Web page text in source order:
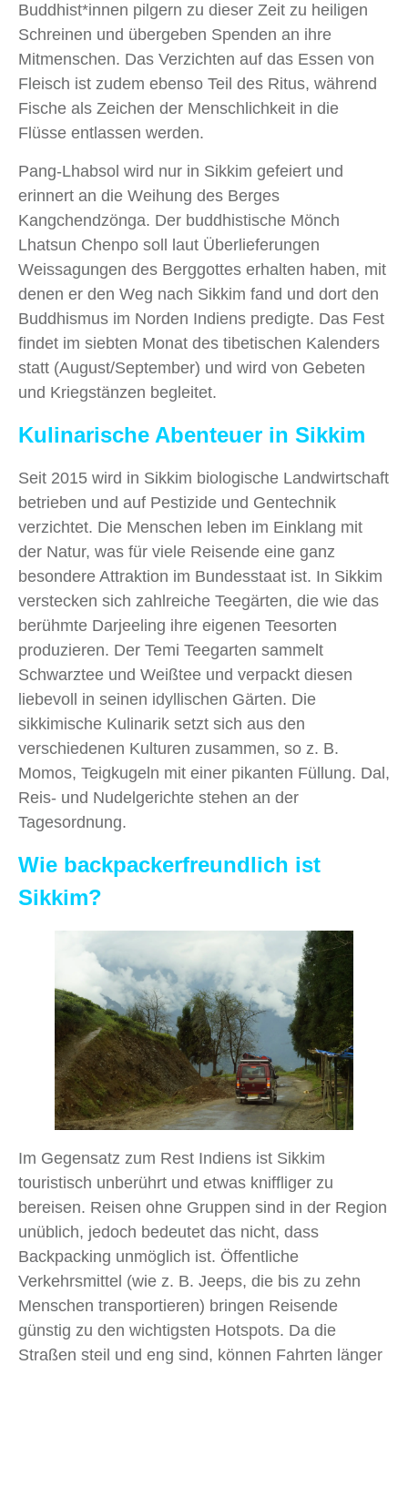
Buddhist*innen pilgern zu dieser Zeit zu heiligen
Schreinen und übergeben Spenden an ihre
Mitmenschen. Das Verzichten auf das Essen von
Fleisch ist zudem ebenso Teil des Ritus, während
Fische als Zeichen der Menschlichkeit in die
Flüsse entlassen werden.
Pang-Lhabsol wird nur in Sikkim gefeiert und
erinnert an die Weihung des Berges
Kangchendzönga. Der buddhistische Mönch
Lhatsun Chenpo soll laut Überlieferungen
Weissagungen des Berggottes erhalten haben, mit
denen er den Weg nach Sikkim fand und dort den
Buddhismus im Norden Indiens predigte. Das Fest
findet im siebten Monat des tibetischen Kalenders
statt (August/September) und wird von Gebeten
und Kriegstänzen begleitet.
Kulinarische Abenteuer in Sikkim
Seit 2015 wird in Sikkim biologische Landwirtschaft
betrieben und auf Pestizide und Gentechnik
verzichtet. Die Menschen leben im Einklang mit
der Natur, was für viele Reisende eine ganz
besondere Attraktion im Bundesstaat ist. In Sikkim
verstecken sich zahlreiche Teegärten, die wie das
berühmte Darjeeling ihre eigenen Teesorten
produzieren. Der Temi Teegarten sammelt
Schwarztee und Weißtee und verpackt diesen
liebevoll in seinen idyllischen Gärten. Die
sikkimische Kulinarik setzt sich aus den
verschiedenen Kulturen zusammen, so z. B.
Momos, Teigkugeln mit einer pikanten Füllung. Dal,
Reis- und Nudelgerichte stehen an der
Tagesordnung.
Wie backpackerfreundlich ist
Sikkim?
Im Gegensatz zum Rest Indiens ist Sikkim
touristisch unberührt und etwas kniffliger zu
bereisen. Reisen ohne Gruppen sind in der Region
unüblich, jedoch bedeutet das nicht, dass
Backpacking unmöglich ist. Öffentliche
Verkehrsmittel (wie z. B. Jeeps, die bis zu zehn
Menschen transportieren) bringen Reisende
günstig zu den wichtigsten Hotspots. Da die
Straßen steil und eng sind, können Fahrten länger